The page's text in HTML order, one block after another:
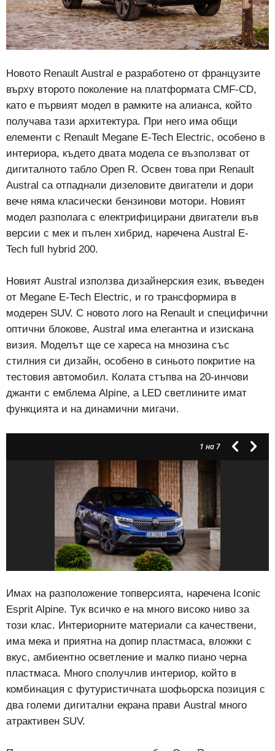
Новото Renault Austral е разработено от французите
върху второто поколение на платформата CMF-CD,
като е първият модел в рамките на алианса, който
получава тази архитектура. При него има общи
елементи с Renault Megane E-Tech Electric, особено в
интериора, където двата модела се възползват от
дигиталното табло Open R. Освен това при Renault
Austral са отпаднали дизеловите двигатели и дори
вече няма класически бензинови мотори. Новият
модел разполага с електрифицирани двигатели във
версии с мек и пълен хибрид, наречена Austral E-
Tech full hybrid 200.
Новият Austral използва дизайнерския език, въведен
от Megane E-Tech Electric, и го трансформира в
модерен SUV. С новото лого на Renault и специфични
оптични блокове, Austral има елегантна и изискана
визия. Моделът ще се хареса на мнозина със
стилния си дизайн, особено в синьото покритие на
тестовия автомобил. Колата стъпва на 20-инчови
джанти с емблема Alpine, а LED светлините имат
функцията и на динамични мигачи.
1 на 7
Имах на разположение топверсията, наречена Iconic
Esprit Alpine. Тук всичко е на много високо ниво за
този клас. Интериорните материали са качествени,
има мека и приятна на допир пластмаса, вложки с
вкус, амбиентно осветление и малко пиано черна
пластмаса. Много сполучлив интериор, който в
комбинация с футуристичната шофьорска позиция с
два големи дигитални екрана прави Austral много
атрактивен SUV.